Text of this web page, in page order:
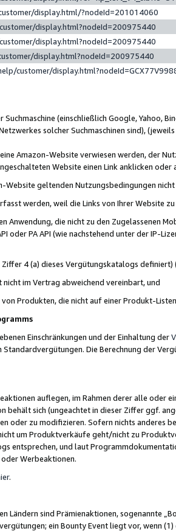
display.html/?nodeId=201014060
display.html?nodeId=200975440
display.html?nodeId=200975440
display.html?nodeId=200975440
customer/
(einschließlich Google, Yahoo,
solcher Suchmaschinen sind), (jeweils
Amazon-Website verwiesen werden, der
Website einen Link anklicken oder
geltenden Nutzungsbedingungen nicht
werden, weil die Links von Ihrer Website
Anwendung, die nicht zu den Zugelassenen
oder PA API (wie nachstehend unter der IP-
4 (a) dieses Vergütungskatalogs
im Vertrag abweichend vereinbart, und
Produkten, die nicht auf einer Produkt-
Einschränkungen und der Einhaltung der
Standardvergütungen. Die Berechnung der
auflegen, im Rahmen derer alle oder
behält sich (ungeachtet in dieser Ziffer ggf.
oder zu modifizieren. Sofern nichts anderes
um Produktverkäufe geht/nicht zu
entsprechen, und laut
Werbeaktionen.
.
Ländern sind Prämienaktionen, sogenannte
ein Bounty Event liegt vor, wenn